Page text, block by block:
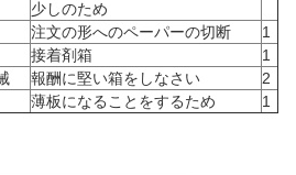
少しのため
注文の形へのペーパーの切断
1
接着剤箱
1
報酬に堅い箱をしなさい
2
薄板になることをするため 1